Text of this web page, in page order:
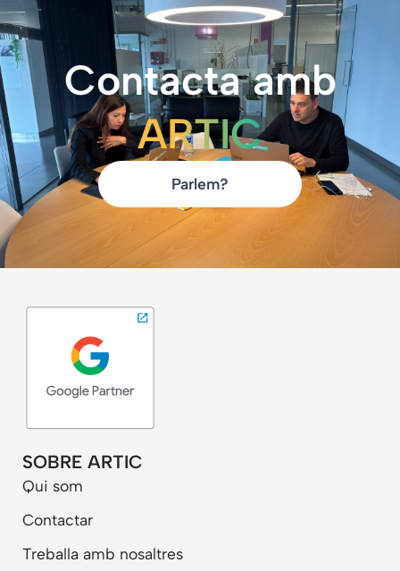
Contacta amb
ARTIC
Parlem?
SOBRE ARTIC
Qui som
Contactar
Treballa amb nosaltres